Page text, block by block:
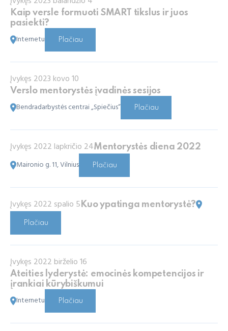
Kaip versle formuoti SMART tikslus ir juos
pasiekti?
Internetu Plačiau
Įvykęs 2023 kovo 10
Verslo mentorystės įvadinės sesijos
Bendradarbystės centrai „Spiečius“ Plačiau
Įvykęs 2022 lapkričio 24Mentorystės diena 2022
Maironio g. 11, Vilnius Plačiau
Įvykęs 2022 spalio 5 Kuo ypatinga mentorystė?
Plačiau
Įvykęs 2022 birželio 16
Ateities lyderystė: emocinės kompetencijos ir
įrankiai kūrybiškumui
Internetu Plačiau